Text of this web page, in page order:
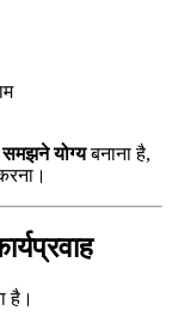
योग्यबनाना है,
है।